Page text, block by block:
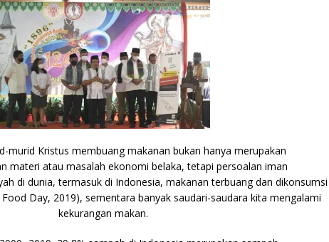
murid Kristus membuang makanan bukan hanya merupakan
materi atau masalah ekonomi belaka, tetapi persoalan iman
di dunia, termasuk di Indonesia, makanan terbuang dan dikonsumsi
Day, 2019), sementara banyak saudari-saudara kita mengalami
kekurangan makan.